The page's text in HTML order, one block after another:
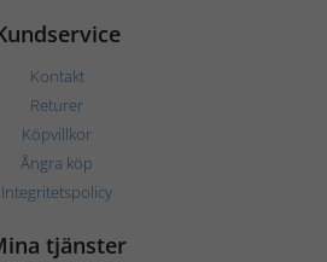
Kontakt
Returer
Köpvillkor
Ångra köp
Integritetspolicy
tjänster